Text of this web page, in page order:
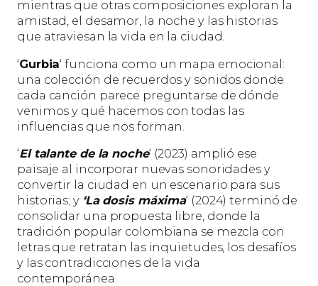
mientras que otras composiciones exploran la
amistad, el desamor, la noche y las historias
que atraviesan la vida en la ciudad.
‘Gurbia‘ funciona como un mapa emocional:
una colección de recuerdos y sonidos donde
cada canción parece preguntarse de dónde
venimos y qué hacemos con todas las
influencias que nos forman.
‘El talante de la noche‘ (2023) amplió ese
paisaje al incorporar nuevas sonoridades y
convertir la ciudad en un escenario para sus
historias; y ‘La dosis máxima‘ (2024) terminó de
consolidar una propuesta libre, donde la
tradición popular colombiana se mezcla con
letras que retratan las inquietudes, los desafíos
y las contradicciones de la vida
contemporánea.